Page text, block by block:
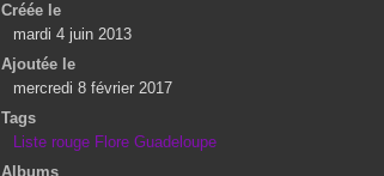
Créée le
mardi 4 juin 2013
Ajoutée le
mercredi 8 février 2017
Tags
Liste rouge Flore Guadeloupe
Albums